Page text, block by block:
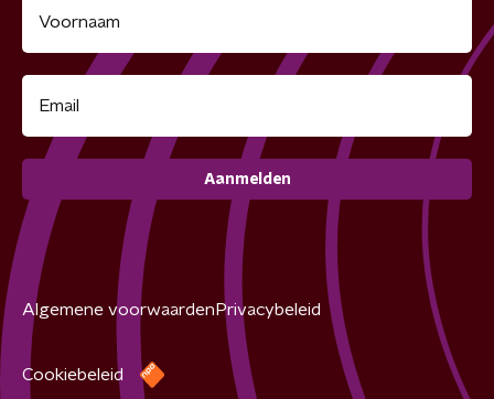
Aanmelden
Algemene voorwaarden Privacybeleid
Cookiebeleid